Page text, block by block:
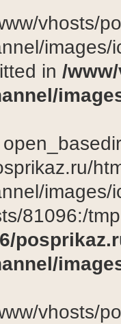
vhosts/
in /
81096:/
vhosts/